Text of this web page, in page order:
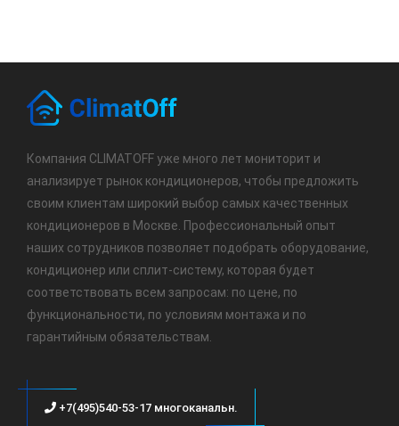
Компания CLIMATOFF уже много лет мониторит и
анализирует рынок кондиционеров, чтобы предложить
своим клиентам широкий выбор самых качественных
кондиционеров в Москве. Профессиональный опыт
наших сотрудников позволяет подобрать оборудование,
кондиционер или сплит-систему, которая будет
соответствовать всем запросам: по цене, по
функциональности, по условиям монтажа и по
гарантийным обязательствам.
+7(495)540-53-17 многоканальн.